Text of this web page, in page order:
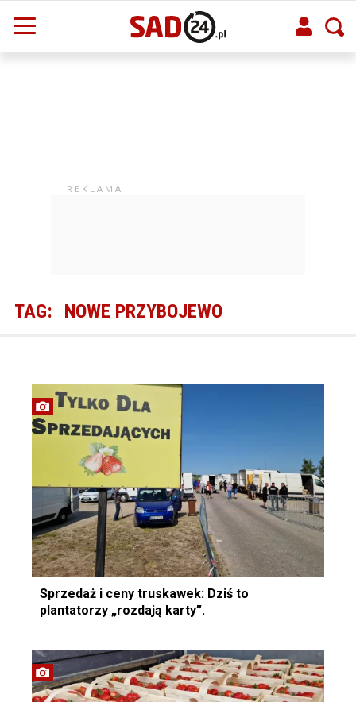
TAG: NOWE PRZYBOJEWO
Sprzedaż i ceny truskawek: Dziś to
plantatorzy „rozdają karty”.